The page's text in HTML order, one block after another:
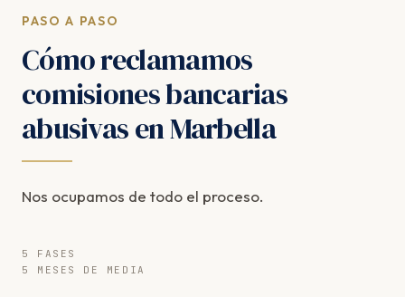
PASO A PASO
Cómo reclamamos
comisiones bancarias
abusivas en Marbella
Nos ocupamos de todo el proceso.
5 FASES
5 MESES DE MEDIA